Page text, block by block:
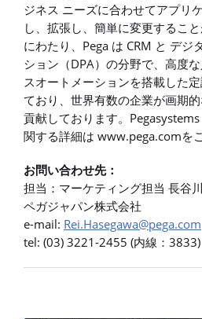
ジネス ニーズに合わせてアプリ
し、拡張し、簡単に変更するこ
にわたり、Pega は CRM と デジ
ション（DPA）の分野で、高度
スオートメーションを搭載した
ており、世界有数の企業が画期
貢献しております。Pegasystems
関する詳細は www.pega.comを
お問い合わせ先：
担当：マーケティング担当 長谷
ペガジャパン株式会社
e-mail: Rei.Hasegawa@pega.com
tel: (03) 3221-2455 (内線：3833)